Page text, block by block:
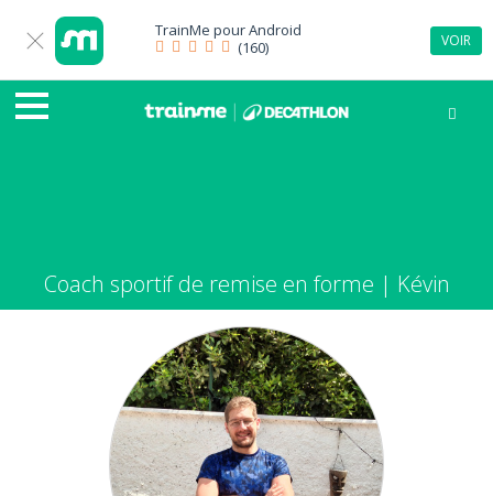
TrainMe pourAndroid
(160)
VOIR
Coach sportif de remise en forme | Kévin